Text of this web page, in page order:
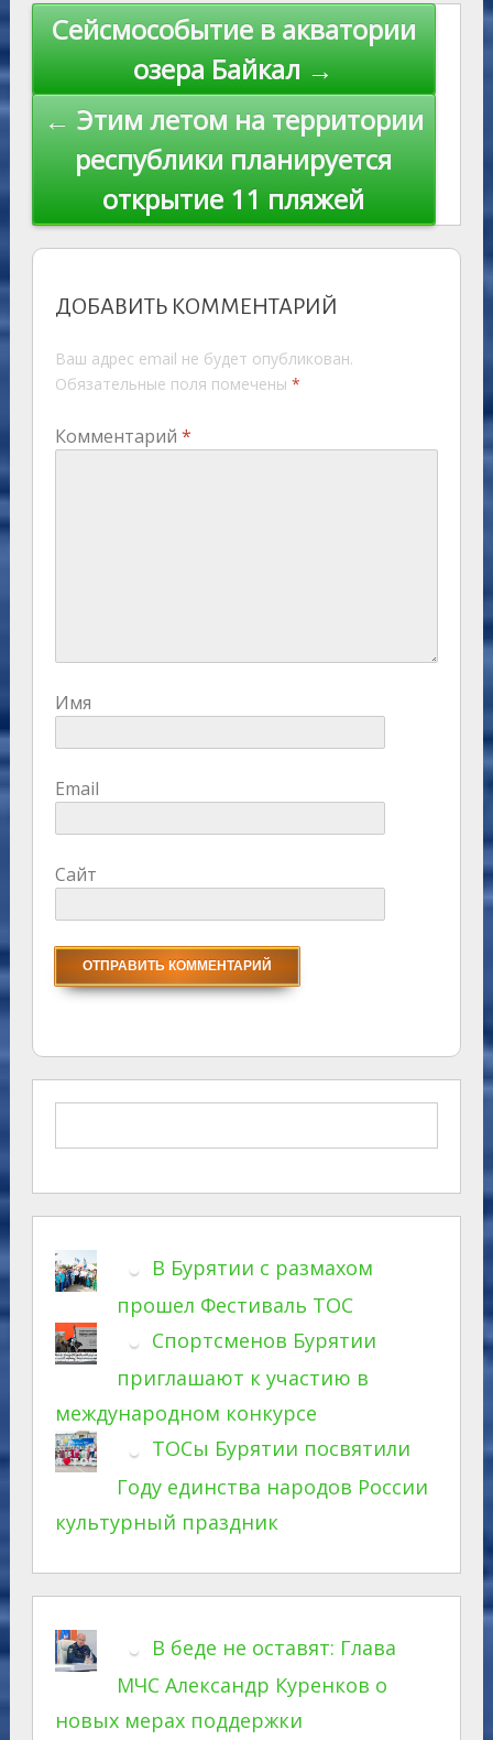
s
ni
ki
n
al
p
n
k
Навигация
записям
Сейсмособытие в акватории
озера Байкал →
← Этим летом на территории
республики планируется
открытие 11 пляжей
ДОБАВИТЬ КОММЕНТАРИЙ
Ваш адрес email не будет опубликован.
Обязательные поля помечены *
Комментарий *
Имя
Email
Сайт
В Бурятии с размахом
прошел Фестиваль ТОС
Спортсменов Бурятии
приглашают к участию в
международном конкурсе
ТОСы Бурятии посвятили
Году единства народов России
культурный праздник
В беде не оставят: Глава
МЧС Александр Куренков о
новых мерах поддержки